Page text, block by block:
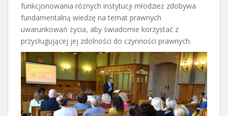
funkcjonowania różnych instytucji młodzież zdobywa
fundamentalną wiedzę na temat prawnych
uwarunkowań życia, aby świadomie korzystać z
przysługującej jej zdolności do czynności prawnych.